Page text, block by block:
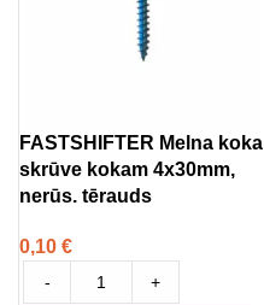
FASTSHIFTER Melna koka
skrūve kokam 4x30mm,
nerūs. tērauds
0,10 €
- +